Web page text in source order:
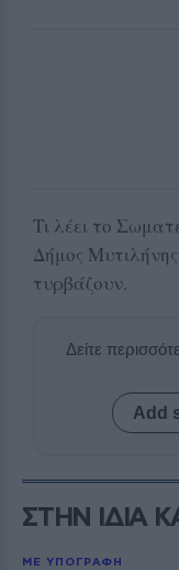
Τι λέει το
Δήμος
τυρβάζουν.
Δείτε
Add
ΣΤΗΝ ΙΔΙΑ
ΜΕ ΥΠΟΓΡΑΦΗ